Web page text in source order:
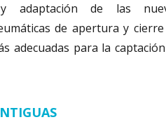
adaptación de las
de apertura y
adecuadas para la